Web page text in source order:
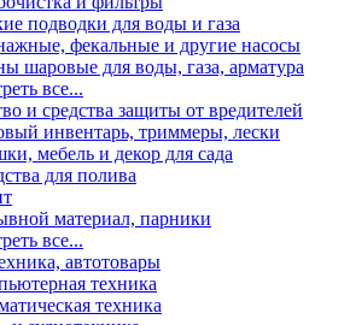
подводки для воды и газа
фекальные и другие насосы
шаровые для воды, газа, арматура
все...
и средства защиты от вредителей
инвентарь, триммеры, лески
мебель и декор для сада
для полива
материал, парники
все...
автотовары
техника
техника